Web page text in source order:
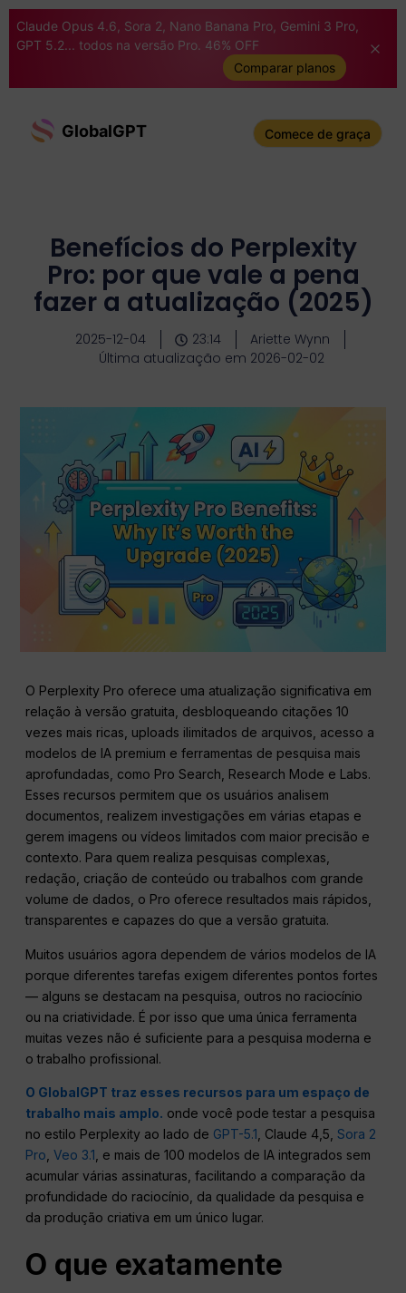
Claude Opus 4.6, Sora 2, Nano Banana Pro, Gemini 3 Pro,
GPT 5.2... todos na versão Pro. 46% OFF
Comparar planos
GlobalGPT Comece de graça
Benefícios do Perplexity
Pro: por que vale a pena
fazer a atualização (2025)
2025-12-04 23:14
Ariette Wynn
Última atualização em 2026-02-02
O Perplexity Pro oferece uma atualização significativa em
relação à versão gratuita, desbloqueando citações 10
vezes mais ricas, uploads ilimitados de arquivos, acesso a
modelos de IA premium e ferramentas de pesquisa mais
aprofundadas, como Pro Search, Research Mode e Labs.
Esses recursos permitem que os usuários analisem
documentos, realizem investigações em várias etapas e
gerem imagens ou vídeos limitados com maior precisão e
contexto. Para quem realiza pesquisas complexas,
redação, criação de conteúdo ou trabalhos com grande
volume de dados, o Pro oferece resultados mais rápidos,
transparentes e capazes do que a versão gratuita.
Muitos usuários agora dependem de vários modelos de IA
porque diferentes tarefas exigem diferentes pontos fortes
— alguns se destacam na pesquisa, outros no raciocínio
ou na criatividade. É por isso que uma única ferramenta
muitas vezes não é suficiente para a pesquisa moderna e
o trabalho profissional.
O GlobalGPT traz esses recursos para um espaço de
trabalho mais amplo. onde você pode testar a pesquisa
no estilo Perplexity ao lado de GPT-5.1 , Claude 4,5, Sora 2
Pro ,Veo 3.1 , e mais de 100 modelos de IA integrados sem
acumular várias assinaturas, facilitando a comparação da
profundidade do raciocínio, da qualidade da pesquisa e
da produção criativa em um único lugar.
O que exatamente